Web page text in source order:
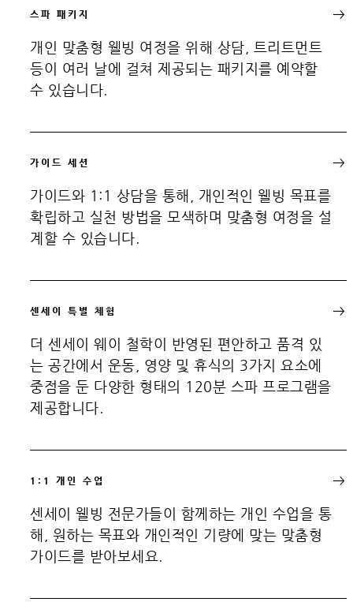
스파 패키지
개인 맞춤형 웰빙 여정을 위해 상담, 트리트먼트
등이 여러 날에 걸쳐 제공되는 패키지를 예약할
수 있습니다.
가이드 세션
가이드와 1:1 상담을 통해, 개인적인 웰빙 목표를
확립하고 실천 방법을 모색하며 맞춤형 여정을 설
계할 수 있습니다.
센세이 특별 체험
더 센세이 웨이 철학이 반영된 편안하고 품격 있
는 공간에서 운동, 영양 및 휴식의 3가지 요소에
중점을 둔 다양한 형태의 120분 스파 프로그램을
제공합니다.
1:1 개인 수업
센세이 웰빙 전문가들이 함께하는 개인 수업을 통
해, 원하는 목표와 개인적인 기량에 맞는 맞춤형
가이드를 받아보세요.